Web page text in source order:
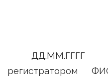
ДД.ММ.ГГГГ
регистратором